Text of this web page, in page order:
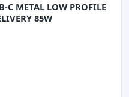
C METAL LOW PROFILE
85W